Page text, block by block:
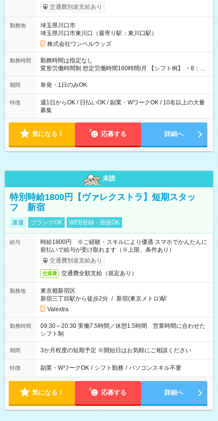
いOK！（規定あり） ┗働いたその日に現金GET♪ お仕事後はコ
ンビニATMから 日払い分を引き落とせます！ 【試用期間】試
交通費別途支給あり
勤務地
埼玉県川口市
埼玉県川口市東川口（最寄り駅：東川口駅）
株式会社ワンベルウッズ
勤務時間
勤務時間は指定なし
変形労働時間制 想定労働時間160時間/月 【シフト例】 ・8：00
～21：00
期間 単発・1日のみOK
特徴
週1日からOK / 日払いOK / 副業・WワークOK / 10名以上の大量
募集
気になる！ 応募する 詳細へ
未読
特別時給1800円【ヴァレクストラ】短期スタッ
フ 新宿
派遣 ブランクOK WEB登録・面接OK
給与
時給1800円 ※ご経験・スキルにより優遇 スマホでかんたんに
前払いで給与が受け取れます（※上限、条件あり）
交通費別途支給あり
交通費 交通費全額支給（規定あり）
勤務地
東京都新宿区
新宿三丁目駅から徒歩2分 / 新宿(東京メトロ)駅
Valextra
勤務時間
09:30～20:30 実働7.5時間／休憩1.5時間 営業時間に合わせた
シフト制
期間 3か月程度の短期予定 ※開始日はお気軽にご相談ください
特徴 副業・WワークOK / シフト勤務 / パソコンスキル不要
気になる！ 応募する 詳細へ